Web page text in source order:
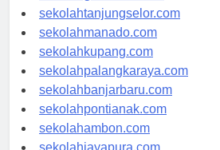
sekolahgorontalo.com
sekolahtanjungselor.com
sekolahmanado.com
sekolahkupang.com
sekolahpalangkaraya.com
sekolahbanjarbaru.com
sekolahpontianak.com
sekolahambon.com